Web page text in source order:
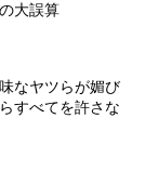
大誤算
なヤツらが媚び
すべてを許さな